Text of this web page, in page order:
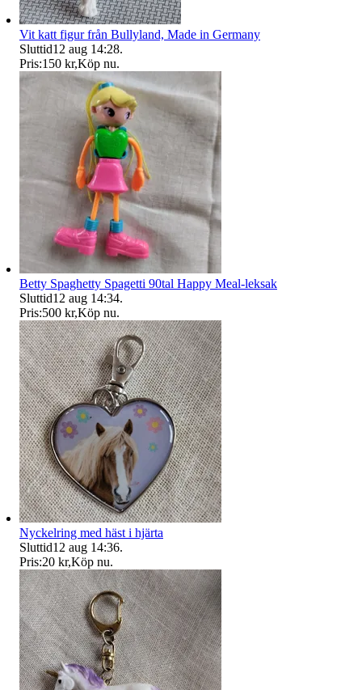
Vit katt figur från Bullyland, Made in Germany
Sluttid12 aug 14:28.
Pris:150 kr,Köp nu.
Betty Spaghetty Spagetti 90tal Happy Meal-leksak
Sluttid12 aug 14:34.
Pris:500 kr,Köp nu.
Nyckelring med häst i hjärta
Sluttid12 aug 14:36.
Pris:20 kr,Köp nu.